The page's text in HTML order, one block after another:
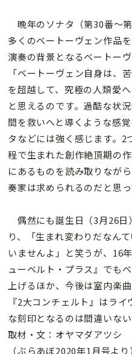
晩年のソナタ（第30番〜
多くのベートーヴェン作品
演奏の背景となるベートー
「ベートーヴェン自身は、
を超越して、究極の人類愛
と思えるのです。過酷な状
間を救いへと導くような感
タなどには強く感じます。2
程で生まれた創作絶頂期の
にあるものを読み取りなが
奏家は求められるのだと思っ
偶然にも誕生日（3月26日
り、「生まれ変わりだなん
いませんよ」と笑うが、16
ューベルト・プラス』でも
上げるほか、今後は室内楽
『2大コンチェルト』はラ
な刻印となるのは間違いない
取材・文：オヤマダアツシ
（ぶらあぼ2020年1月号より